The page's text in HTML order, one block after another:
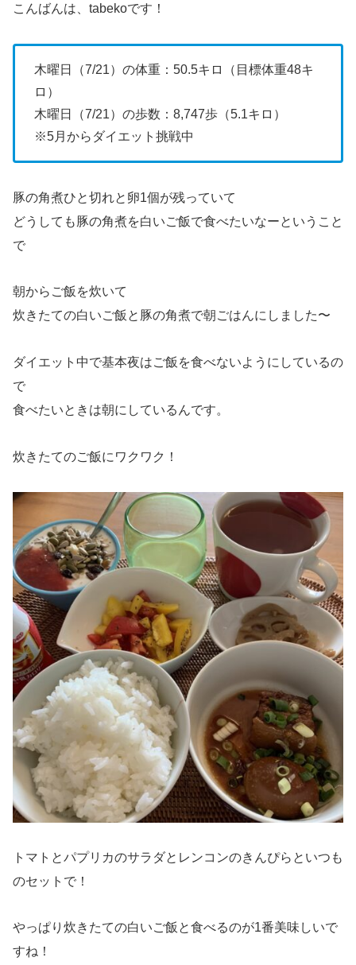
こんばんは、tabekoです！
木曜日（7/21）の体重：50.5キロ（目標体重48キ
ロ）
木曜日（7/21）の歩数：8,747歩（5.1キロ）
※5月からダイエット挑戦中
豚の角煮ひと切れと卵1個が残っていて
どうしても豚の角煮を白いご飯で食べたいなーということ
で
朝からご飯を炊いて
炊きたての白いご飯と豚の角煮で朝ごはんにしました〜
ダイエット中で基本夜はご飯を食べないようにしているの
で
食べたいときは朝にしているんです。
炊きたてのご飯にワクワク！
トマトとパプリカのサラダとレンコンのきんぴらといつも
のセットで！
やっぱり炊きたての白いご飯と食べるのが1番美味しいで
すね！